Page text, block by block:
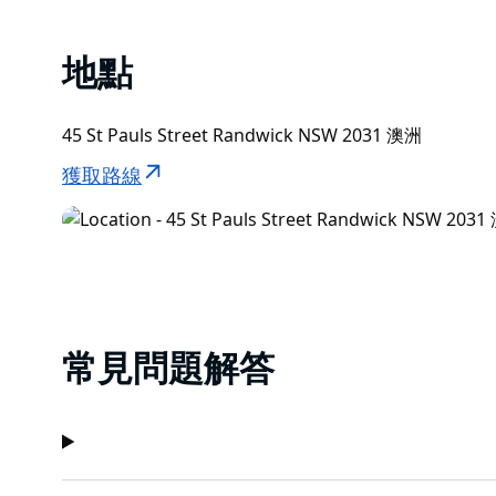
地點
45 St Pauls Street Randwick NSW 2031 澳洲
獲取路線
常見問題解答